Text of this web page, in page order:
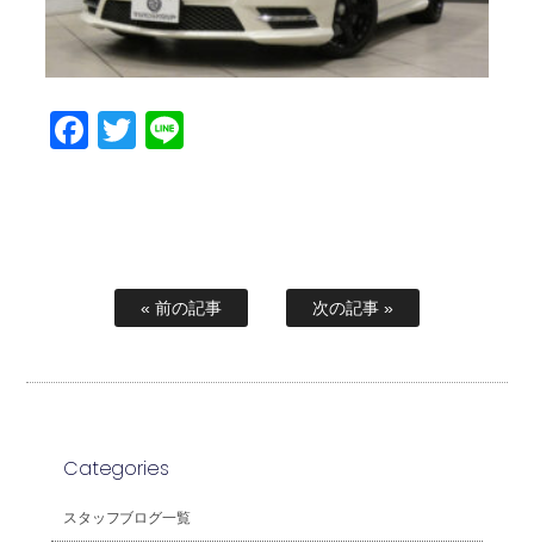
Facebook
Twitter
« 前の記事 次の記事 »
Categories
スタッフブログ一覧